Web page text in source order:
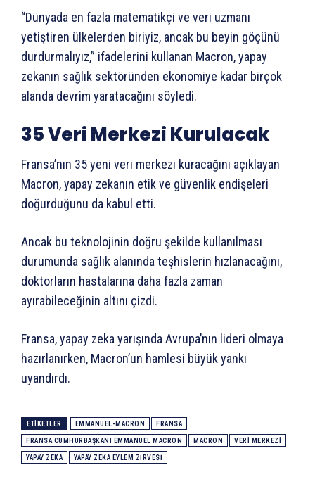
“Dünyada en fazla matematikçi ve veri uzmanı
yetiştiren ülkelerden biriyiz, ancak bu beyin göçünü
durdurmalıyız,” ifadelerini kullanan Macron, yapay
zekanın sağlık sektöründen ekonomiye kadar birçok
alanda devrim yaratacağını söyledi.
35 Veri Merkezi Kurulacak
Fransa’nın 35 yeni veri merkezi kuracağını açıklayan
Macron, yapay zekanın etik ve güvenlik endişeleri
doğurduğunu da kabul etti.
Ancak bu teknolojinin doğru şekilde kullanılması
durumunda sağlık alanında teşhislerin hızlanacağını,
doktorların hastalarına daha fazla zaman
ayırabileceğinin altını çizdi.
Fransa, yapay zeka yarışında Avrupa’nın lideri olmaya
hazırlanırken, Macron’un hamlesi büyük yankı
uyandırdı.
ETIKETLER EMMANUEL-MACRON FRANSA
FRANSA CUMHURBAŞKANI EMMANUEL MACRON MACRON VERI MERKEZI
YAPAY ZEKA YAPAY ZEKA EYLEM ZIRVESI